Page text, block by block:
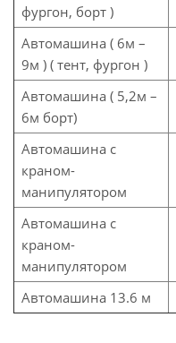
фургон, борт )
Автомашина ( 6м –
9м ) ( тент, фургон )
Автомашина ( 5,2м –
6м борт)
Автомашина с
краном-
манипулятором
Автомашина с
краном-
манипулятором
Автомашина 13.6 м